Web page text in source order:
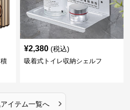
¥2,380 (税込)
吸着式トイレ収納シェルフ
アイテム一覧へ ›